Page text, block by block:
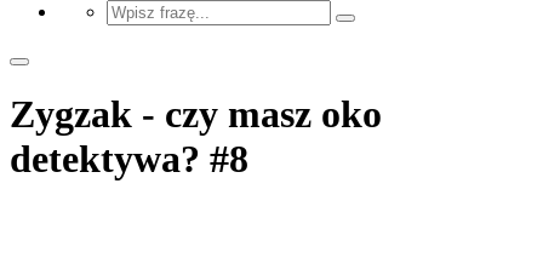
Zygzak - czy masz oko
detektywa? #8